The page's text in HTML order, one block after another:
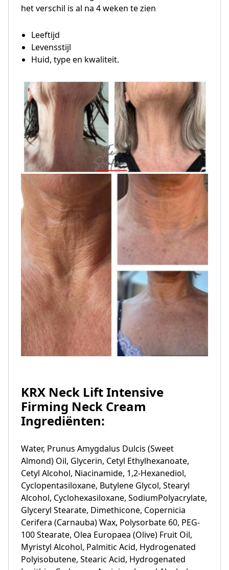
het verschil is al na 4 weken te zien
Leeftijd
Levensstijl
Huid, type en kwaliteit.
KRX Neck Lift Intensive
Firming Neck Cream
Ingrediënten:
Water, Prunus Amygdalus Dulcis (Sweet
Almond) Oil, Glycerin, Cetyl Ethylhexanoate,
Cetyl Alcohol, Niacinamide, 1,2-Hexanediol,
Cyclopentasiloxane, Butylene Glycol, Stearyl
Alcohol, Cyclohexasiloxane, SodiumPolyacrylate,
Glyceryl Stearate, Dimethicone, Copernicia
Cerifera (Carnauba) Wax, Polysorbate 60, PEG-
100 Stearate, Olea Europaea (Olive) Fruit Oil,
Myristyl Alcohol, Palmitic Acid, Hydrogenated
Polyisobutene, Stearic Acid, Hydrogenated